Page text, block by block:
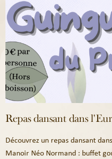
Repas dansant dans
Découvrez un repas dansant
Manoir Néo Normand : buffet